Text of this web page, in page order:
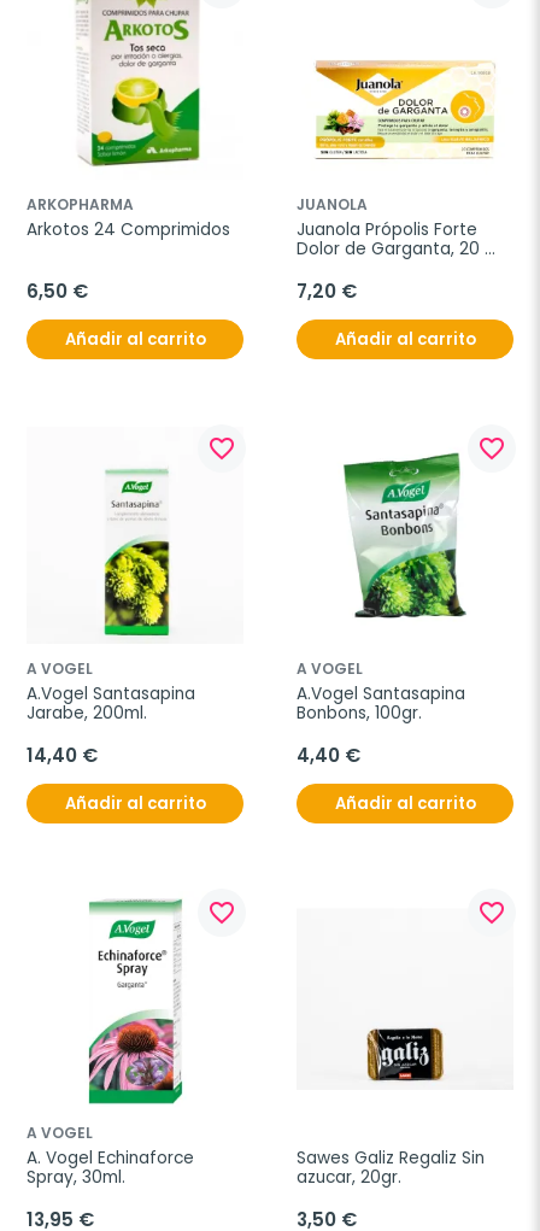
ARKOPHARMA
Arkotos 24 Comprimidos
6,50 €
Añadir al carrito
JUANOLA
Juanola Própolis Forte
Dolor de Garganta, 20
7,20 €
Añadir al carrito
favorite_border
A VOGEL
A.Vogel Santasapina
Jarabe, 200ml.
14,40 €
Añadir al carrito
favorite_border
A VOGEL
A.Vogel Santasapina
Bonbons, 100gr.
4,40 €
Añadir al carrito
favorite_border
A VOGEL
A. Vogel Echinaforce
Spray, 30ml.
13,95 €
favorite_border
Sawes Galiz Regaliz Sin
azucar, 20gr.
3,50 €